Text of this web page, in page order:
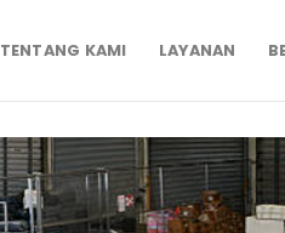
TENTANG KAMI LAYANAN